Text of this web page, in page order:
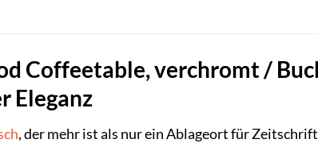
Coffeetable, verchromt /
Eleganz
, der mehr ist als nur ein Ablageort für